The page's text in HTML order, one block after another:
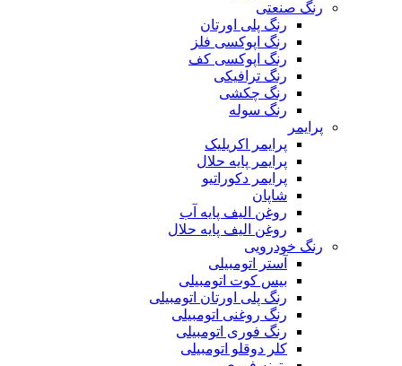
رنگ صنعتی
رنگ پلی اورتان
رنگ اپوکسی فلز
رنگ اپوکسی کف
رنگ ترافیکی
رنگ چکشی
رنگ سوله
پرایمر
پرایمر اکریلیک
پرایمر پایه حلال
پرایمر دکوراتیو
شاپان
روغن الیف پایه آب
روغن الیف پایه حلال
رنگ خودرویی
آستر اتومبیلی
بیس کوت اتومبیلی
رنگ پلی اورتان اتومبیلی
رنگ روغنی اتومبیلی
رنگ فوری اتومبیلی
کلر دوقلو اتومبیلی